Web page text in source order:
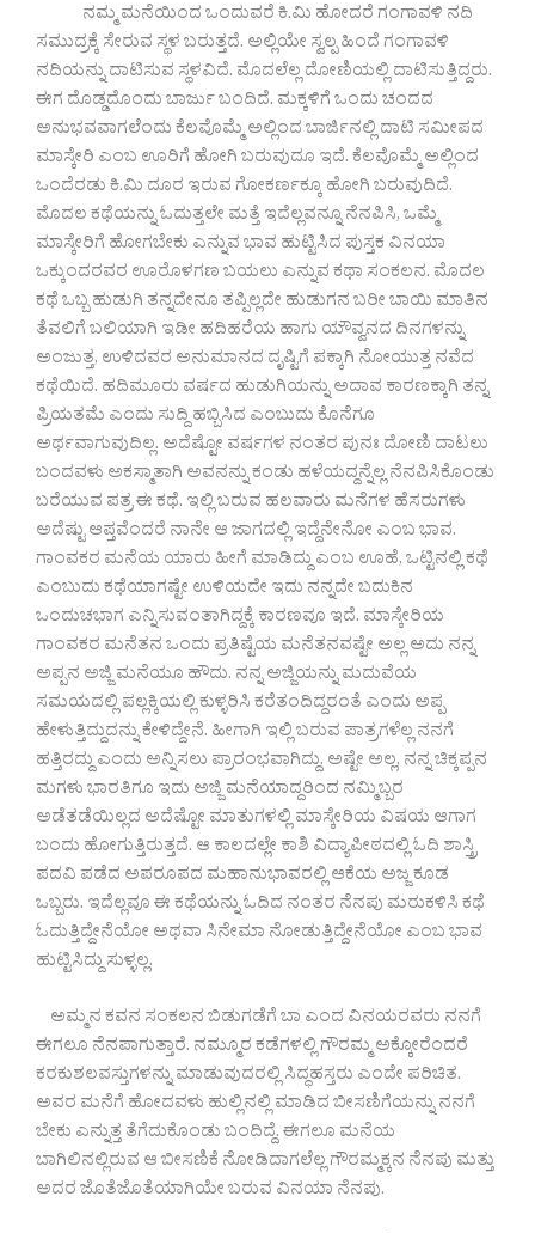
ನಮ್ಮ ಮನೆಯಿಂದ ಒಂದುವರೆ ಕಿ.ಮಿ ಹೋದರೆ ಗಂಗಾವಳಿ ನದಿ
ಸಮುದ್ರಕ್ಕೆ ಸೇರುವ ಸ್ಥಳ ಬರುತ್ತದೆ. ಅಲ್ಲಿಯೇ ಸ್ವಲ್ಪ ಹಿಂದೆ ಗಂಗಾವಳಿ
ನದಿಯನ್ನು ದಾಟಿಸುವ ಸ್ಥಳವಿದೆ. ಮೊದಲೆಲ್ಲ ದೋಣಿಯಲ್ಲಿ ದಾಟಿಸುತ್ತಿದ್ದರು.
ಈಗ ದೊಡ್ಡದೊಂದು ಬಾರ್ಜು ಬಂದಿದೆ. ಮಕ್ಕಳಿಗೆ ಒಂದು ಚಂದದ
ಅನುಭವವಾಗಲೆಂದು ಕೆಲವೊಮ್ಮೆ ಅಲ್ಲಿಂದ ಬಾರ್ಜಿನಲ್ಲಿ ದಾಟಿ ಸಮೀಪದ
ಮಾಸ್ಕೇರಿ ಎಂಬ ಊರಿಗೆ ಹೋಗಿ ಬರುವುದೂ ಇದೆ. ಕೆಲವೊಮ್ಮೆ ಅಲ್ಲಿಂದ
ಒಂದೆರಡು ಕಿ.ಮಿ ದೂರ ಇರುವ ಗೋಕರ್ಣಕ್ಕೂ ಹೋಗಿ ಬರುವುದಿದೆ.
ಮೊದಲ ಕಥೆಯನ್ನು ಓದುತ್ತಲೇ ಮತ್ತೆ ಇದೆಲ್ಲವನ್ನೂ ನೆನಪಿಸಿ, ಒಮ್ಮೆ
ಮಾಸ್ಕೇರಿಗೆ ಹೋಗಬೇಕು ಎನ್ನುವ ಭಾವ ಹುಟ್ಟಿಸಿದ ಪುಸ್ತಕ ವಿನಯಾ
ಒಕ್ಕುಂದರವರ ಊರೊಳಗಣ ಬಯಲು ಎನ್ನುವ ಕಥಾ ಸಂಕಲನ. ಮೊದಲ
ಕಥೆ ಒಬ್ಬ ಹುಡುಗಿ ತನ್ನದೇನೂ ತಪ್ಪಿಲ್ಲದೇ ಹುಡುಗನ ಬರೀ ಬಾಯಿ ಮಾತಿನ
ತೆವಲಿಗೆ ಬಲಿಯಾಗಿ ಇಡೀ ಹದಿಹರೆಯ ಹಾಗು ಯೌವ್ವನದ ದಿನಗಳನ್ನು
ಅಂಜುತ್ತ, ಉಳಿದವರ ಅನುಮಾನದ ದೃಷ್ಟಿಗೆ ಪಕ್ಕಾಗಿ ನೋಯುತ್ತ ನವೆದ
ಕಥೆಯಿದೆ. ಹದಿಮೂರು ವರ್ಷದ ಹುಡುಗಿಯನ್ನು ಅದಾವ ಕಾರಣಕ್ಕಾಗಿ ತನ್ನ
ಪ್ರಿಯತಮೆ ಎಂದು ಸುದ್ದಿ ಹಬ್ಬಿಸಿದ ಎಂಬುದು ಕೊನೆಗೂ
ಅರ್ಥವಾಗುವುದಿಲ್ಲ. ಅದೆಷ್ಟೋ ವರ್ಷಗಳ ನಂತರ ಪುನಃ ದೋಣಿ ದಾಟಲು
ಬಂದವಳು ಅಕಸ್ಮಾತಾಗಿ ಅವನನ್ನು ಕಂಡು ಹಳೆಯದ್ದನ್ನೆಲ್ಲ ನೆನಪಿಸಿಕೊಂಡು
ಬರೆಯುವ ಪತ್ರ ಈ ಕಥೆ. ಇಲ್ಲಿ ಬರುವ ಹಲವಾರು ಮನೆಗಳ ಹೆಸರುಗಳು
ಅದೆಷ್ಟು ಆಪ್ತವೆಂದರೆ ನಾನೇ ಆ ಜಾಗದಲ್ಲಿ ಇದ್ದೆನೇನೋ ಎಂಬ ಭಾವ.
ಗಾಂವಕರ ಮನೆಯ ಯಾರು ಹೀಗೆ ಮಾಡಿದ್ದು ಎಂಬ ಊಹೆ, ಒಟ್ಟಿನಲ್ಲಿ ಕಥೆ
ಎಂಬುದು ಕಥೆಯಾಗಷ್ಟೇ ಉಳಿಯದೇ ಇದು ನನ್ನದೇ ಬದುಕಿನ
ಒಂದುಚಭಾಗ ಎನ್ನಿಸುವಂತಾಗಿದ್ದಕ್ಕೆ ಕಾರಣವೂ ಇದೆ. ಮಾಸ್ಕೇರಿಯ
ಗಾಂವಕರ ಮನೆತನ ಒಂದು ಪ್ರತಿಷ್ಟೆಯ ಮನೆತನವಷ್ಟೇ ಅಲ್ಲ ಅದು ನನ್ನ
ಅಪ್ಪನ ಅಜ್ಜಿ ಮನೆಯೂ ಹೌದು. ನನ್ನ ಅಜ್ಜಿಯನ್ನು ಮದುವೆಯ
ಸಮಯದಲ್ಲಿ ಪಲ್ಲಕ್ಕಿಯಲ್ಲಿ ಕುಳ್ಳರಿಸಿ ಕರೆತಂದಿದ್ದರಂತೆ ಎಂದು ಅಪ್ಪ
ಹೇಳುತ್ತಿದ್ದುದನ್ನು ಕೇಳಿದ್ದೇನೆ. ಹೀಗಾಗಿ ಇಲ್ಲಿ ಬರುವ ಪಾತ್ರಗಳೆಲ್ಲ ನನಗೆ
ಹತ್ತಿರದ್ದು ಎಂದು ಅನ್ನಿಸಲು ಪ್ರಾರಂಭವಾಗಿದ್ದು. ಅಷ್ಟೇ ಅಲ್ಲ, ನನ್ನ ಚಿಕ್ಕಪ್ಪನ
ಮಗಳು ಭಾರತಿಗೂ ಇದು ಅಜ್ಜಿ ಮನೆಯಾದ್ದರಿಂದ ನಮ್ಮಿಬ್ಬರ
ಅಡೆತಡೆಯಿಲ್ಲದ ಅದೆಷ್ಟೋ ಮಾತುಗಳಲ್ಲಿ ಮಾಸ್ಕೇರಿಯ ವಿಷಯ ಆಗಾಗ
ಬಂದು ಹೋಗುತ್ತಿರುತ್ತದೆ. ಆ ಕಾಲದಲ್ಲೇ ಕಾಶಿ ವಿದ್ಯಾಪೀಠದಲ್ಲಿ ಓದಿ ಶಾಸ್ತ್ರಿ
ಪದವಿ ಪಡೆದ ಅಪರೂಪದ ಮಹಾನುಭಾವರಲ್ಲಿ ಆಕೆಯ ಅಜ್ಜ ಕೂಡ
ಒಬ್ಬರು. ಇದೆಲ್ಲವೂ ಈ ಕಥೆಯನ್ನು ಓದಿದ ನಂತರ ನೆನಪು ಮರುಕಳಿಸಿ ಕಥೆ
ಓದುತ್ತಿದ್ದೇನೆಯೋ ಅಥವಾ ಸಿನೇಮಾ ನೋಡುತ್ತಿದ್ದೇನೆಯೋ ಎಂಬ ಭಾವ
ಹುಟ್ಟಿಸಿದ್ದು ಸುಳ್ಳಲ್ಲ.
ಅಮ್ಮನ ಕವನ ಸಂಕಲನ ಬಿಡುಗಡೆಗೆ ಬಾ ಎಂದ ವಿನಯರವರು ನನಗೆ
ಈಗಲೂ ನೆನಪಾಗುತ್ತಾರೆ. ನಮ್ಮೂರ ಕಡೆಗಳಲ್ಲಿ ಗೌರಮ್ಮ ಅಕ್ಕೋರೆಂದರೆ
ಕರಕುಶಲವಸ್ತುಗಳನ್ನು ಮಾಡುವುದರಲ್ಲಿ ಸಿದ್ಧಹಸ್ತರು ಎಂದೇ ಪರಿಚಿತ.
ಅವರ ಮನೆಗೆ ಹೋದವಳು ಹುಲ್ಲಿನಲ್ಲಿ ಮಾಡಿದ ಬೀಸಣಿಗೆಯನ್ನು ನನಗೆ
ಬೇಕು ಎನ್ನುತ್ತ ತೆಗೆದುಕೊಂಡು ಬಂದಿದ್ದೆ. ಈಗಲೂ ಮನೆಯ
ಬಾಗಿಲಿನಲ್ಲಿರುವ ಆ ಬೀಸಣಿಕೆ ನೋಡಿದಾಗಲೆಲ್ಲ ಗೌರಮ್ಮಕ್ಕನ ನೆನಪು ಮತ್ತು
ಅದರ ಜೊತೆಜೊತೆಯಾಗಿಯೇ ಬರುವ ವಿನಯಾ ನೆನಪು.